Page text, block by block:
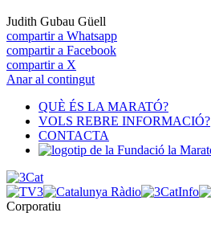
Judith Gubau Güell
compartir a Whatsapp
compartir a Facebook
compartir a X
Anar al contingut
QUÈ ÉS LA MARATÓ?
VOLS REBRE INFORMACIÓ?
CONTACTA
Corporatiu